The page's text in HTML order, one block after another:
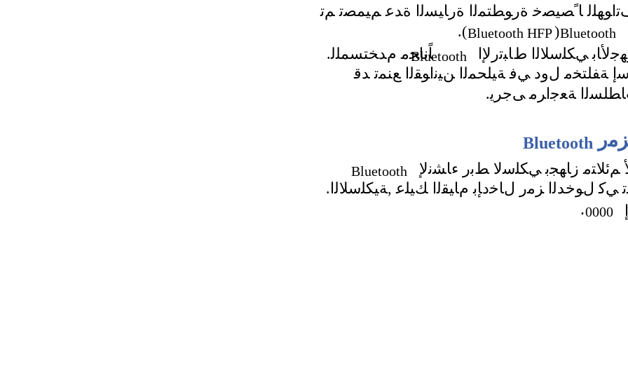
ﻒﺗﺍﻮﻬﻠﻟ ﺎ ًﺼﻴﺼﺧ ﺓﺭﻮﻄﺘﻤﻟﺍ ﺓﺭﺎﻴﺴﻟﺍ ﺓﺪﻋ ﻢﻴﻤﺼﺗ ﻢﺗ
.(Bluetooth HFP)Bluetooth
.ﺎًﻧﺎﺠﻣ ﻡﺪﺨﺘﺴﻤﻠﻟBluetooth
ﻲﻜﻠﺳﻼﻟﺍ ﻁﺎﺒﺗﺭﻹﺍ
ﺔﻔﻠﺘﺨﻣ ﻝﻭﺩ ﻲﻓ ﺔﻴﻠﺤﻤﻟﺍ ﻦﻴﻧﺍﻮﻘﻟﺍ ﻊﻨﻤﺗ ﺪﻗ
Bluetooth
Bluetooth
ﻢﺋﻼﺘﻣ ﺯﺎﻬﺠﺑ ﻲﻜﻠﺳﻻ ﻂﺑﺭ ءﺎﺸﻧﻹ
ﻲﻛ ﻝﻮﺧﺪﻟﺍ ﺰﻣﺭ ﻝﺎﺧﺩﺈﺑ ﻡﺎﻴﻘﻟﺍ ﻚﻴﻠﻋ ,ﺔﻴﻜﻠﺳﻼﻟﺍ
.0000